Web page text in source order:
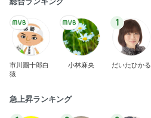
市川團十郎白
猿
小林麻央
1
だいたひかる
急上昇ランキング